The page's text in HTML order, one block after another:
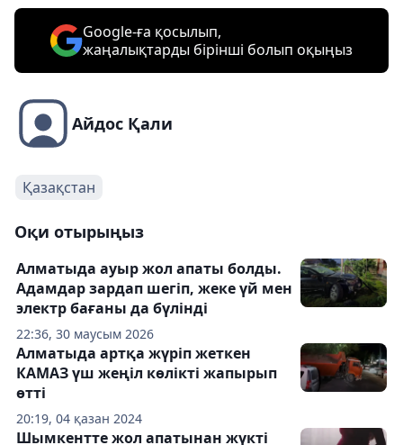
Google-ға қосылып,
жаңалықтарды бірінші болып оқыңыз
Айдос Қали
Қазақстан
Оқи отырыңыз
22:36, 30 маусым 2026
Алматыда ауыр жол апаты болды.
Адамдар зардап шегіп, жеке үй мен
электр бағаны да бүлінді
20:19, 04 қазан 2024
Алматыда артқа жүріп жеткен
КАМАЗ үш жеңіл көлікті жапырып
өтті
Шымкентте жол апатынан жүкті